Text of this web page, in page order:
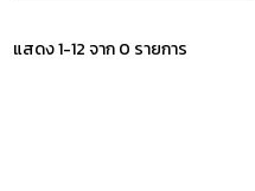
แสดง 1-12 จาก 0 รายการ